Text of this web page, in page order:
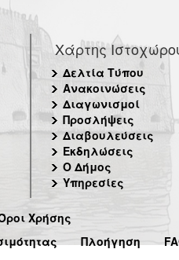
Χάρτης
Δελτία Τύπου
Ανακοινώσεις
Διαγωνισμοί
Προσλήψεις
Διαβουλεύσεις
Εκδηλώσεις
Ο Δήμος
Υπηρεσίες
Χρήσης
Πλοήγηση